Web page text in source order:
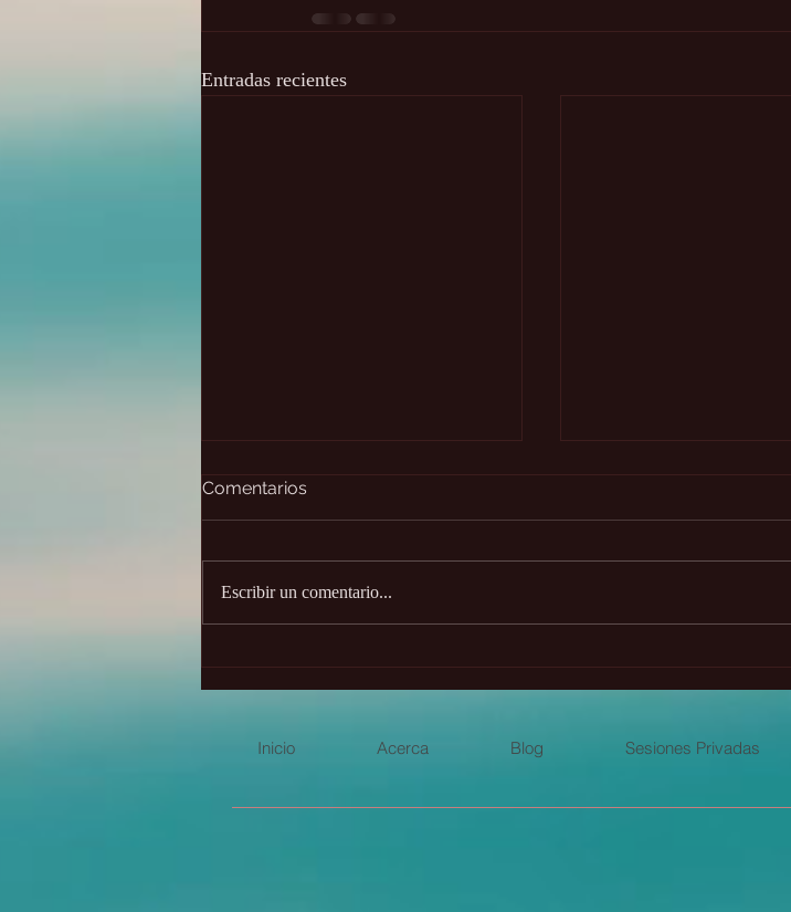
Entradas recientes
Comentarios
Escribir un comentario...
Inicio Acerca Blog Sesiones Privadas